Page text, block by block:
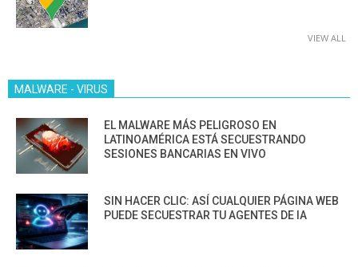
VIEW ALL
MALWARE - VIRUS
EL MALWARE MÁS PELIGROSO EN
LATINOAMÉRICA ESTÁ SECUESTRANDO
SESIONES BANCARIAS EN VIVO
SIN HACER CLIC: ASÍ CUALQUIER PÁGINA WEB
PUEDE SECUESTRAR TU AGENTES DE IA